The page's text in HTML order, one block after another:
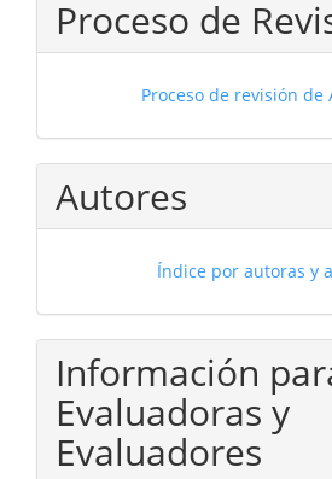
Proceso de
Proceso de revisión de
Autores
Índice por autoras y
Información
Evaluadoras y
Evaluadores